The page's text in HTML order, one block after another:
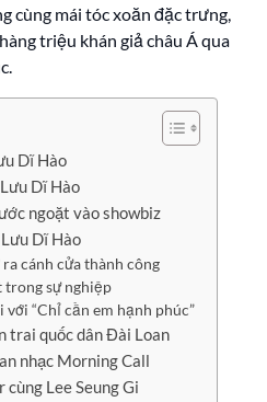
cùng mái tóc xoăn đặc trưng,
triệu khán giả châu Á qua
Dĩ Hào
Dĩ Hào
ngoặt vào showbiz
Dĩ Hào
cánh cửa thành công
trong sự nghiệp
với “Chỉ cần em hạnh phúc”
trai quốc dân Đài Loan
nhạc Morning Call
Lee Seung Gi